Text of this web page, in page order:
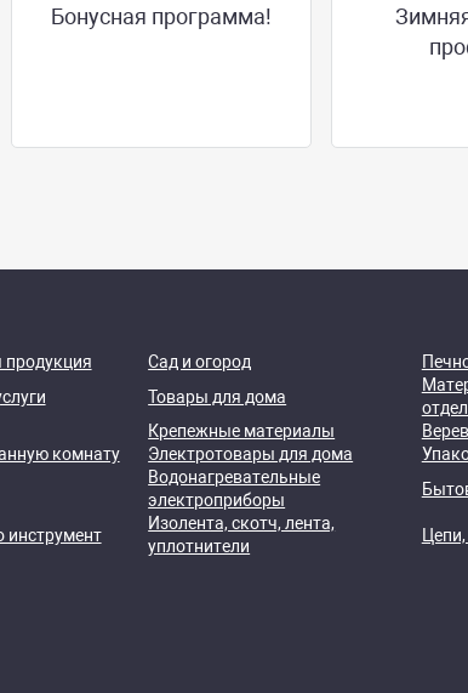
Бонусная программа!
продукция Сад и огород
Товары для дома
Крепежные материалы
комнату Электротовары для дома
Водонагревательные
электроприборы
инструмент
Изолента, скотч, лента,
уплотнители